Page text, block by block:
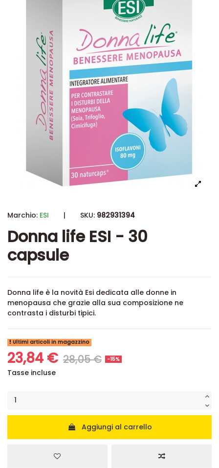
Marchio: ESI | SKU: 982931394
Donna life ESI - 30
capsule
Donna life è la novità Esi dedicata alle donne in
menopausa che grazie alla sua composizione ne
contrasta i disturbi tipici.
Ultimi articoli in magazzino
23,84 € 28,05 € -15%
Tasse incluse
Aggiungi al carrello